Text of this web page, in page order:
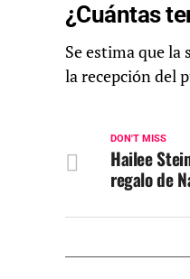
¿Cuántas
Se estima que
la recepción del
DON'T MISS
Hailee
regalo de